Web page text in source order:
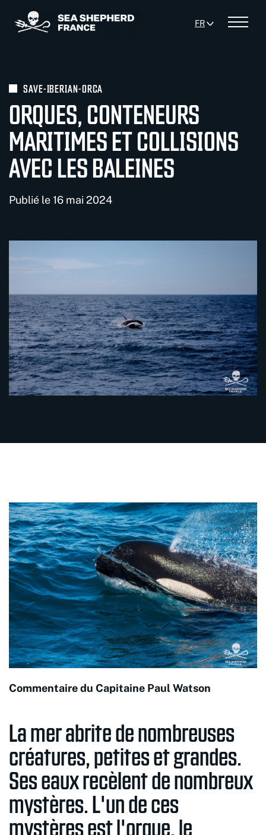
FR Menu
SAVE-IBERIAN-ORCA
ORQUES, CONTENEURS
MARITIMES ET COLLISIONS
AVEC LES BALEINES
Publié le 16 mai 2024
Commentaire du Capitaine Paul Watson
La mer abrite de nombreuses
créatures, petites et grandes.
Ses eaux recèlent de nombreux
mystères. L'un de ces
mystères est l'orque, le
Panneau de gestion des cookies